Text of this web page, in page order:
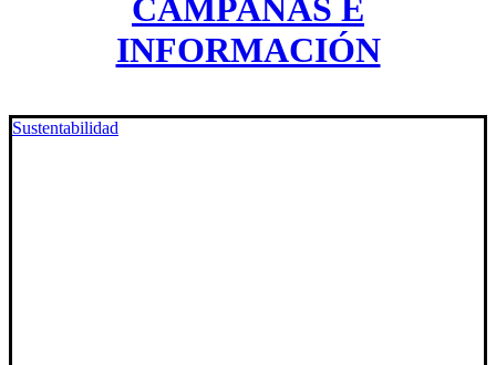
CAMPAÑAS E
INFORMACIÓN
Sustentabilidad